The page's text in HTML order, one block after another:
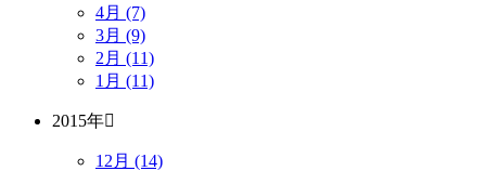
4月 (7)
3月 (9)
2月 (11)
1月 (11)
2015年
12月 (14)